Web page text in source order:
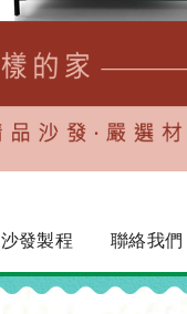
沙發製程 聯絡我們